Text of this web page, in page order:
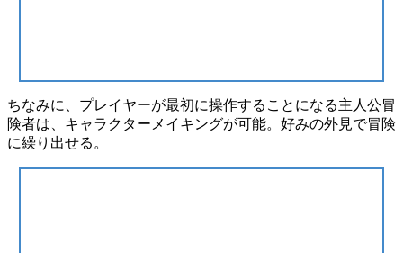
ちなみに、プレイヤーが最初に操作することになる主人公冒
険者は、 キャラクターメイキングが可能。好みの外見で冒険
に繰り出せる。